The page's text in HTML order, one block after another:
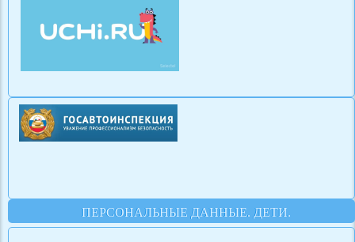
ПЕРСОНАЛЬНЫЕ ДАННЫЕ. ДЕТИ.